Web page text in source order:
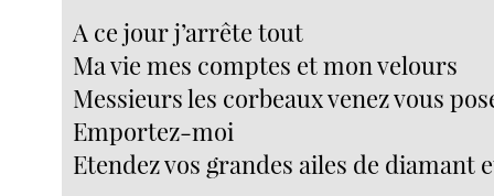
A ce jour j’arrête tout
Ma vie mes comptes et mon velours
Messieurs les corbeaux venez vous
Emportez-moi
Etendez vos grandes ailes de diamant